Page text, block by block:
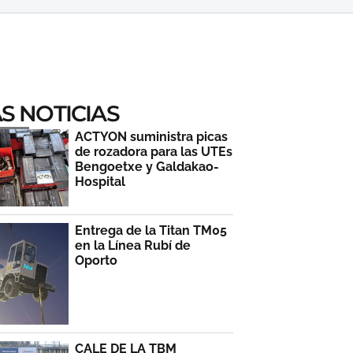
NOTICIAS
ACTYON suministra picas
de rozadora para las UTEs
Bengoetxe y Galdakao-
Hospital
Entrega de la Titan TM05
en la Línea Rubí de
Oporto
CALE DE LA TBM